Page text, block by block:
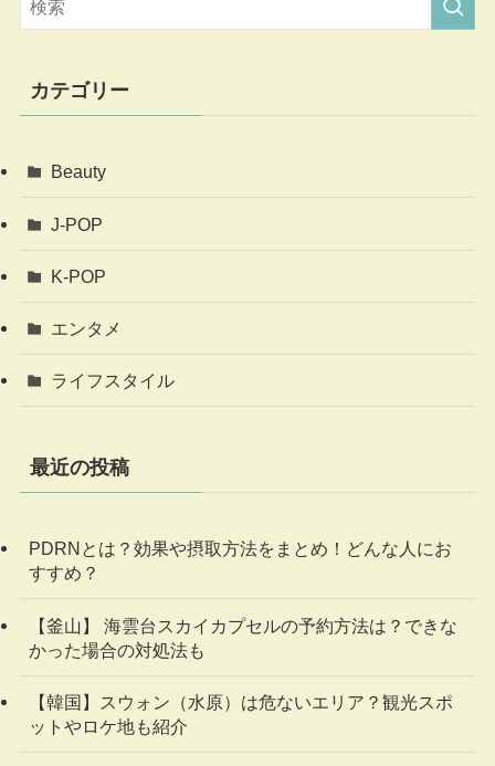
カテゴリー
Beauty
J-POP
K-POP
エンタメ
ライフスタイル
最近の投稿
PDRNとは？効果や摂取方法をまとめ！どんな人にお
すすめ？
【釜山】 海雲台スカイカプセルの予約方法は？できな
かった場合の対処法も
【韓国】スウォン（水原）は危ないエリア？観光スポ
ットやロケ地も紹介